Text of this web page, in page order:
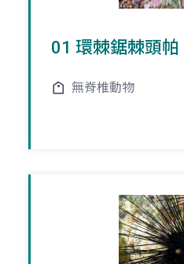
01 環棘鋸棘頭帕
無脊椎動物